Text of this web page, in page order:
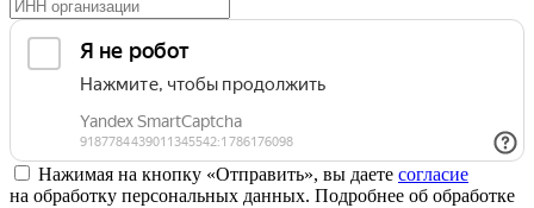
Нажимая на кнопку «Отправить», вы даете согласие
на обработку персональных данных. Подробнее об обработке